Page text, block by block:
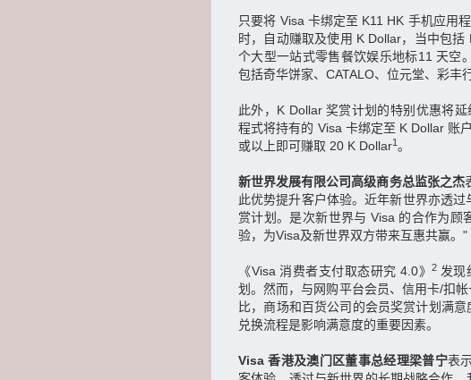
只要将 Visa 卡绑定至 K11 HK 手机应用
时，自动赚取及使用 K Dollar，当中包
个大型一站式零售餐饮娱乐地标11 天空
包括奇华饼家、CATALO、位元堂、彩丰
此外，K Dollar 奖赏计划的特别优惠将
程式将持有的 Visa 卡绑定至 K Dollar 账
或以上即可赚取 20 K Dollar1。
新世界发展有限公司高级商务总监张之杰
此优势提升客户体验。近年新世界亦透
赏计划。是次新世界与 Visa 的合作为
验，为Visa及新世界双方带来互惠共赢。"
《Visa 消费者支付取态研究 4.0》2 发现
划。然而，与网购平台会员、信用卡/扣
比，商场和百货公司的会员奖赏计划满
兑换流程是影响满意度的重要因素。
Visa 香港及澳门区董事总经理梁普宁表